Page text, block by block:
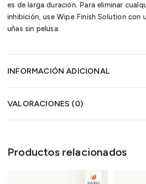
es de larga duración. Para eliminar
inhibición, use Wipe Finish Solution con
uñas sin pelusa.
INFORMACIÓN ADICIONAL
VALORACIONES (0)
Productos relacionados